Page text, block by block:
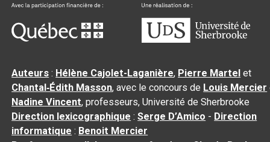
Auteurs : Hélène Cajolet-Laganière, Pierre Martel et
Chantal‑Édith Masson, avec le concours de Louis Mercier
Nadine Vincent, professeurs, Université de Sherbrooke
Direction lexicographique :Serge D’Amico - Direction
informatique : Benoit Mercier